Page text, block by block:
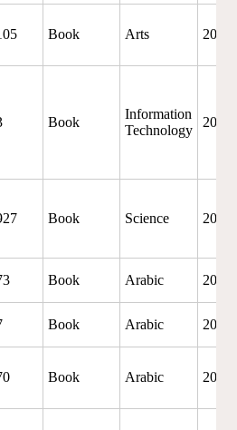
Book Arts 2025
Book
Information
Technology
2025
Book Science 2025
Book Arabic 2021
Book Arabic 2021
Book Arabic 2021